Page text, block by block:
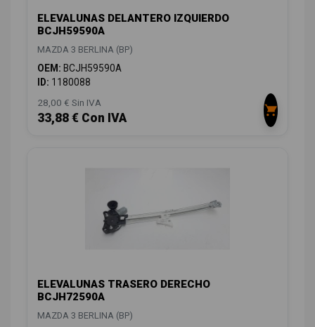
ELEVALUNAS DELANTERO IZQUIERDO
BCJH59590A
MAZDA 3 BERLINA (BP)
OEM: BCJH59590A
ID: 1180088
28,00 € Sin IVA
33,88 € Con IVA
ELEVALUNAS TRASERO DERECHO
BCJH72590A
MAZDA 3 BERLINA (BP)